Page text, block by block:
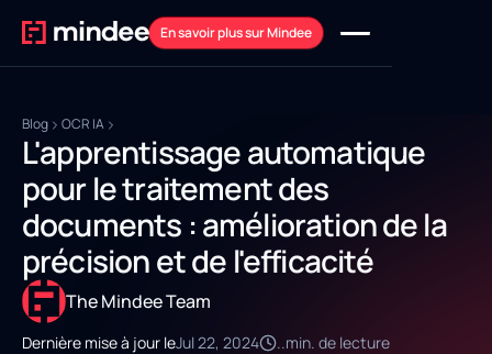
En savoir plus sur Mindee
Blog OCR IA
L'apprentissage automatique
pour le traitement des
documents : amélioration de la
précision et de l'efficacité
The Mindee Team
Dernière mise à jour leJul 22, 2024 ..min. de lecture